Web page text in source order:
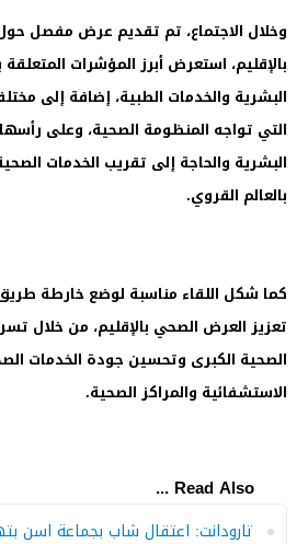
وخلال الاجتماع، تم تقديم عرض مفصل
بالإقليم، استعرض أبرز المؤشرات المتعلقة
البشرية والخدمات الطبية، إضافة إلى
التي تواجه المنظومة الصحية، وعلى
البشرية والحاجة إلى تقريب الخدمات
بالعالم القروي.
كما شكل اللقاء مناسبة لوضع خارطة
تعزيز العرض الصحي بالإقليم، من خلال
الصحية الكبرى وتحسين جودة الخدمات
الاستشفائية والمراكز الصحية.
Read Also ...
تارودانت: اعتقال شاب بجماعة اسن